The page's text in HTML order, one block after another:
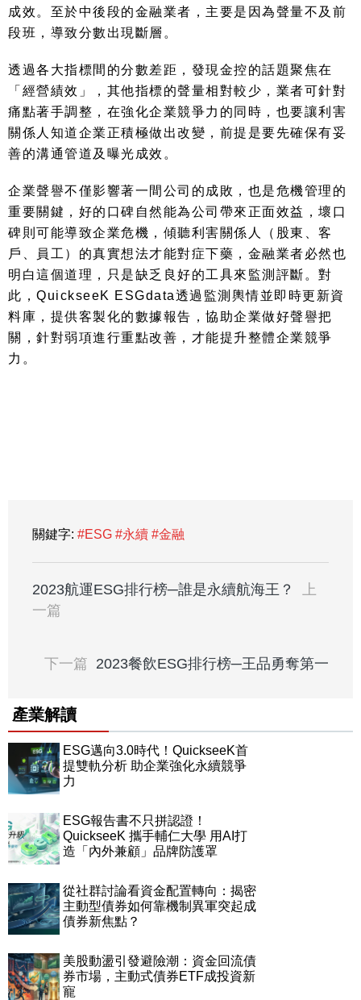
成效。至於中後段的金融業者，主要是因為聲量不及前
段班，導致分數出現斷層。
透過各大指標間的分數差距，發現金控的話題聚焦在
「經營績效」，其他指標的聲量相對較少，業者可針對
痛點著手調整，在強化企業競爭力的同時，也要讓利害
關係人知道企業正積極做出改變，前提是要先確保有妥
善的溝通管道及曝光成效。
企業聲譽不僅影響著一間公司的成敗，也是危機管理的
重要關鍵，好的口碑自然能為公司帶來正面效益，壞口
碑則可能導致企業危機，傾聽利害關係人（股東、客
戶、員工）的真實想法才能對症下藥，金融業者必然也
明白這個道理，只是缺乏良好的工具來監測評斷。對
此， QuickseeK ESGdata透過監測輿情並即時更新資
料庫，提供客製化的數據報告，協助企業做好聲譽把
關，針對弱項進行重點改善，才能提升整體企業競爭
力。
關鍵字: #ESG #永續 #金融
2023航運ESG排行榜─誰是永續航海王？
上
一篇
下一篇 2023餐飲ESG排行榜─王品勇奪第一
產業解讀
ESG邁向3.0時代！QuickseeK首
提雙軌分析 助企業強化永續競爭
力
ESG報告書不只拼認證！
QuickseeK 攜手輔仁大學 用AI打
造「內外兼顧」品牌防護罩
從社群討論看資金配置轉向：揭密
主動型債券如何靠機制異軍突起成
債券新焦點？
美股動盪引發避險潮：資金回流債
券市場，主動式債券ETF成投資新
寵